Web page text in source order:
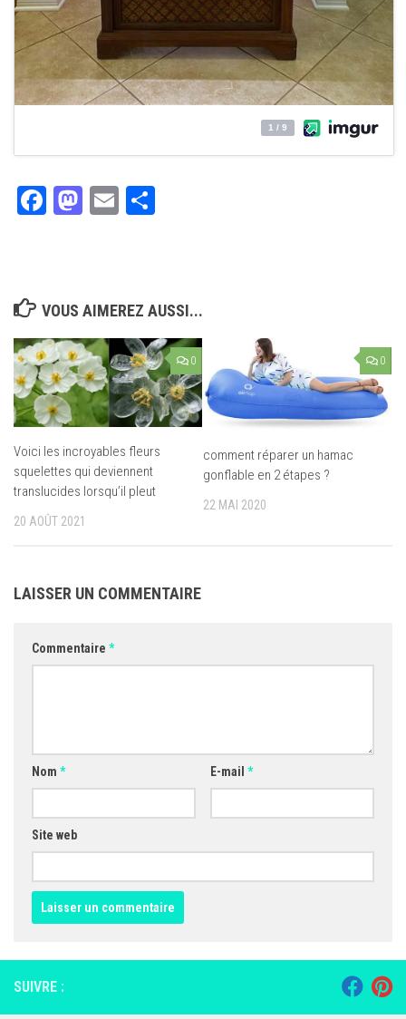
Facebook
Mastodon
Email
VOUS AIMEREZ AUSSI...
0
Voici les incroyables fleurs
squelettes qui deviennent
translucides lorsqu’il pleut
20 AOÛT 2021
0
comment réparer un hamac
gonflable en 2 étapes ?
22 MAI 2020
LAISSER UN COMMENTAIRE
Commentaire *
Nom * E-mail *
Site web
SUIVRE :